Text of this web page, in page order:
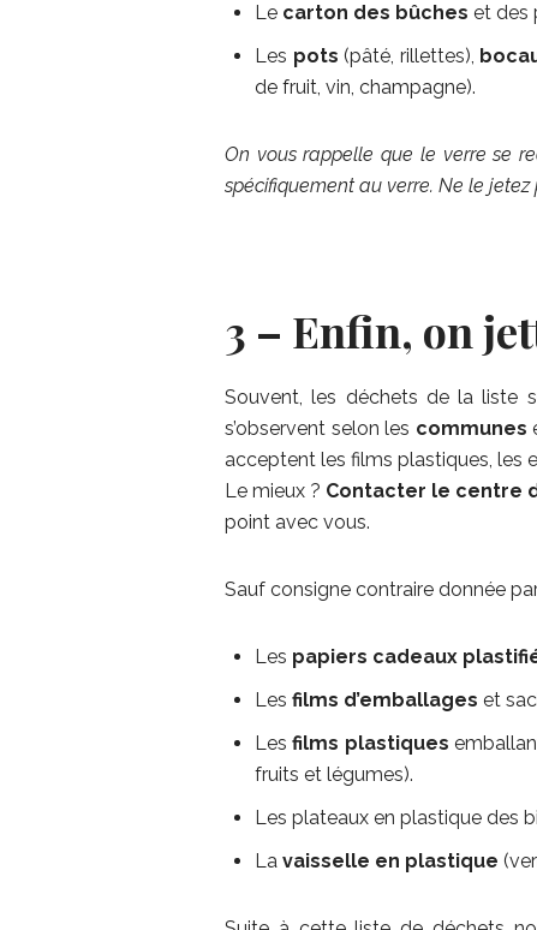
Le carton des bûches et des
Les pots (pâté, rillettes),
de fruit, vin, champagne).
On vous rappelle que le verre se
spécifiquement au verre. Ne le
3 – Enfin, on
Souvent, les déchets de la liste
s’observent selon les communes
acceptent les films plastiques, les
Le mieux ? Contacter le centre
point avec vous.
Sauf consigne contraire donnée
Les papiers cadeaux
Les films d’emballages et
Lesfilms plastiques
fruits et légumes).
Les plateaux en plastique des
La vaisselle en plastique